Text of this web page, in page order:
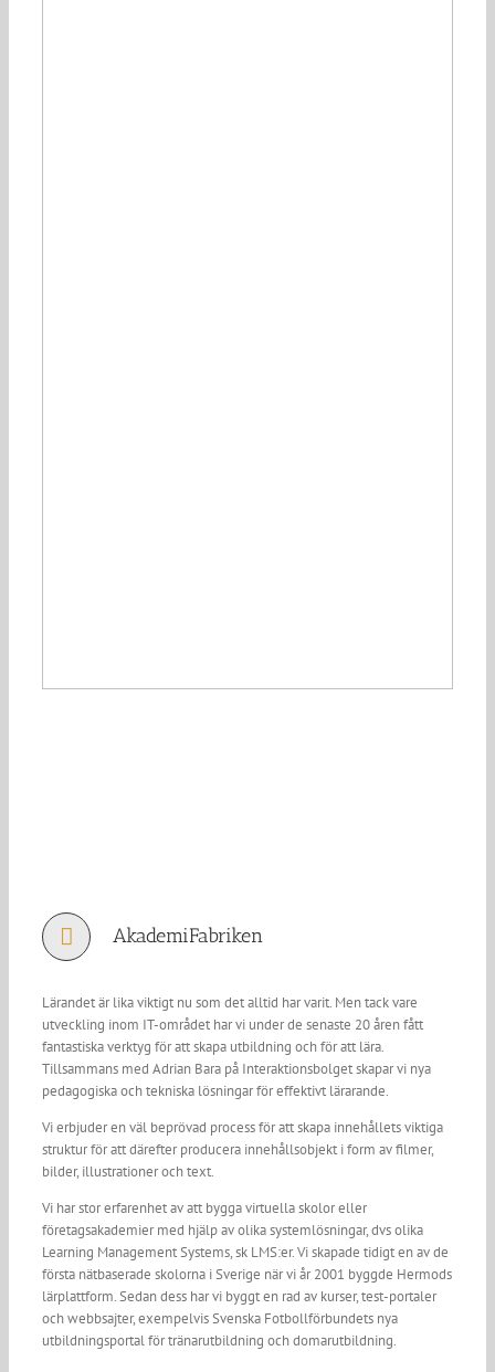
AkademiFabriken
Lärandet är lika viktigt nu som det alltid har varit. Men tack vare
utveckling inom IT-området har vi under de senaste 20 åren fått
fantastiska verktyg för att skapa utbildning och för att lära.
Tillsammans med Adrian Bara på Interaktionsbolget skapar vi nya
pedagogiska och tekniska lösningar för effektivt lärarande.
Vi erbjuder en väl beprövad process för att skapa innehållets viktiga
struktur för att därefter producera innehållsobjekt i form av filmer,
bilder, illustrationer och text.
Vi har stor erfarenhet av att bygga virtuella skolor eller
företagsakademier med hjälp av olika systemlösningar, dvs olika
Learning Management Systems, sk LMS:er. Vi skapade tidigt en av de
första nätbaserade skolorna i Sverige när vi år 2001 byggde Hermods
lärplattform. Sedan dess har vi byggt en rad av kurser, test-portaler
och webbsajter, exempelvis Svenska Fotbollförbundets nya
utbildningsportal för tränarutbildning och domarutbildning.